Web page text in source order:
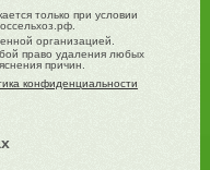
только при условии
организацией.
право удаления любых
причин.
конфиденциальности